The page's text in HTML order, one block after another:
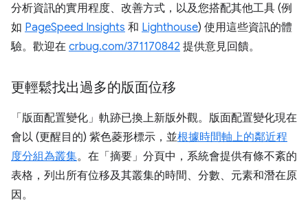
分析資訊的實用程度、改善方式，以及您搭配其他工具 (例
如 PageSpeed Insights 和 Lighthouse) 使用這些資訊的體
驗。歡迎在 crbug.com/371170842 提供意見回饋。
更輕鬆找出過多的版面位移
「版面配置變化」 軌跡已換上新版外觀。版面配置變化現在
會以 (更醒目的) 紫色菱形標示，並根據時間軸上的鄰近程
度分組為叢集。在「摘要」 分頁中，系統會提供有條不紊的
表格，列出所有位移及其叢集的時間、分數、元素和潛在原
因。